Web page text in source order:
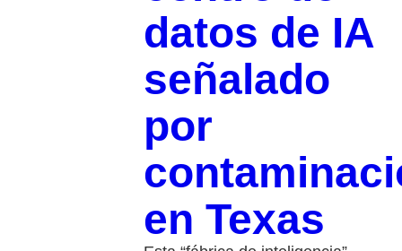
datos de IA
señalado
por
en Texas